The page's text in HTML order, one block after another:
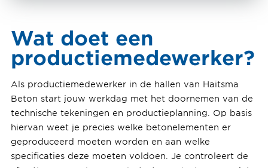
Wat doet een
productiemedewerker?
Als productiemedewerker in de hallen van Haitsma
Beton start jouw werkdag met het doornemen van de
technische tekeningen en productieplanning. Op basis
hiervan weet je precies welke betonelementen er
geproduceerd moeten worden en aan welke
specificaties deze moeten voldoen. Je controleert de